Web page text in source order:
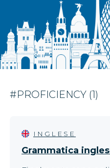
#PROFICIENCY (1)
INGLESE
Grammatica